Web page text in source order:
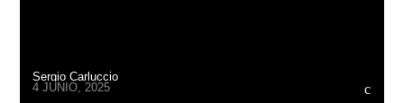
Sergio Carluccio
4 JUNIO, 2025